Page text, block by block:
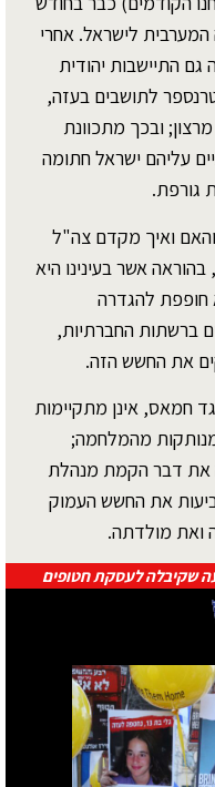
המערבית לישראל. אחרי
התיישבות יהודית
לתושבים בעזה,
ובכך מתכוונת
עליהם ישראל חתומה
גורפת.
ואיך מקדם צה"ל
אשר בעינינו היא
חופפת להגדרה
ברשתות החברתיות,
את החשש הזה.
חמאס, אינן מתקיימות
מנותקות מהמלחמה;
את דבר הקמת מנהלת
את החשש העמוק
ואת מולדתה.
שקיבלה לעסקת חטופים